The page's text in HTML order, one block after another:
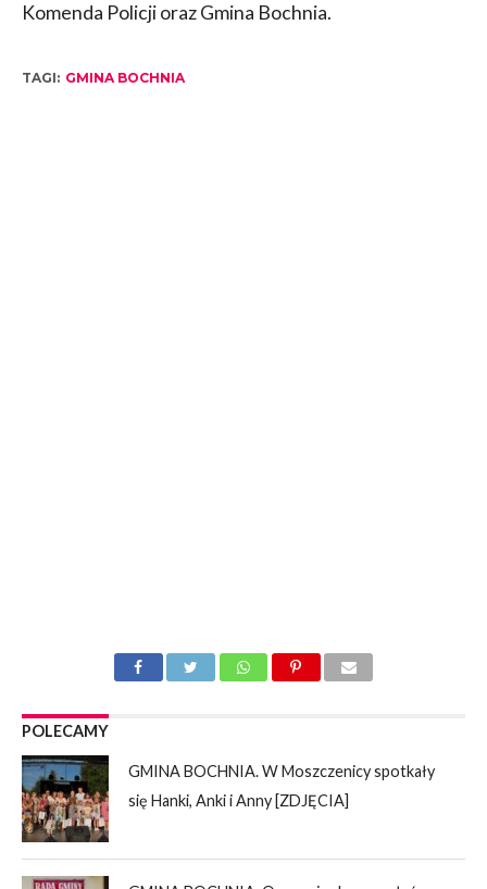
Komenda Policji oraz Gmina Bochnia.
TAGI: GMINA BOCHNIA
POLECAMY
GMINA BOCHNIA. W Moszczenicy spotkały
się Hanki, Anki i Anny [ZDJĘCIA]